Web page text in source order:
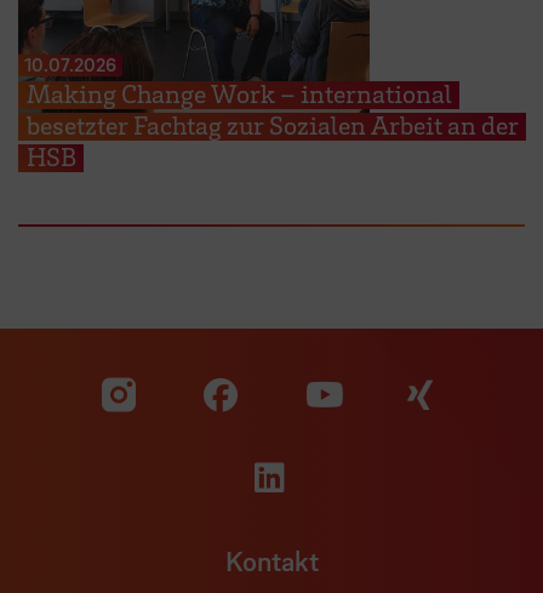
10.07.2026
Making Change Work – international
besetzter Fachtag zur Sozialen Arbeit an der
HSB
Zu unserer Facebook
Zu
Zu unserer
Kontakt